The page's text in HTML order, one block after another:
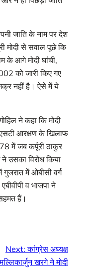
जाति के नाम पर देश
मोदी से सवाल पूछे कि
के आगे मोदी घांची,
को जारी किए गए
नहीं है। ऐसे में ये
ने कहा कि मोदी
आरक्षण के खिलाफ
में जब कर्पूरी ठाकुर
उसका विरोध किया
में ओबीसी वर्ग
व भाजपा ने
हैं।
Next:कांग्रेस अध्यक्ष
मल्लिकार्जुन खरगे ने मोदी